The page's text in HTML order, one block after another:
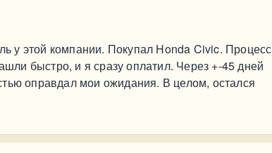
у этой компании. Покупал Honda Civic. Процесс
быстро, и я сразу оплатил. Через +-45 дней
оправдал мои ожидания. В целом, остался